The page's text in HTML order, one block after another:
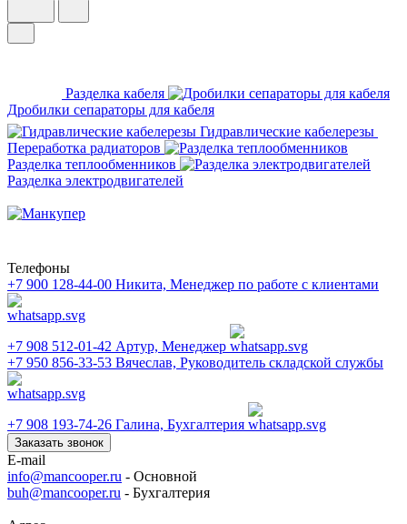
Разделка кабеля
Дробилки сепараторы для кабеля
Гидравлические кабелерезы
Переработка радиаторов
Разделка теплообменников
Разделка электродвигателей
Телефоны
+7 900 128-44-00 Никита, Менеджер по работе с клиентами
+7 908 512-01-42 Артур, Менеджер
+7 950 856-33-53 Вячеслав, Руководитель складской службы
+7 908 193-74-26 Галина, Бухгалтерия
Заказать звонок
E-mail
info@mancooper.ru - Основной
buh@mancooper.ru - Бухгалтерия